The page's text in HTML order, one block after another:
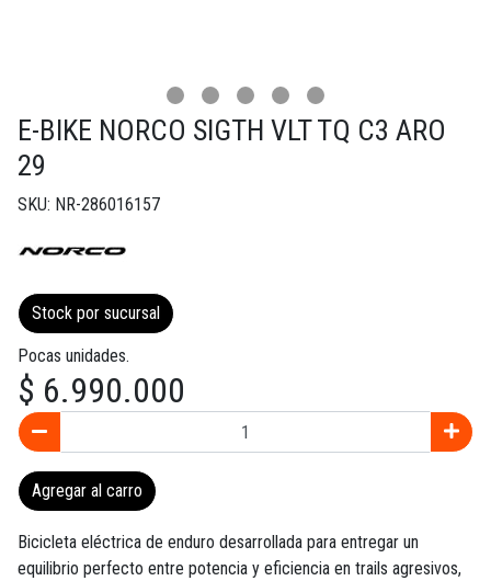
E-BIKE NORCO SIGTH VLT TQ C3 ARO
29
SKU: NR-286016157
Stock por sucursal
Pocas unidades.
$ 6.990.000
Agregar al carro
Bicicleta eléctrica de enduro desarrollada para entregar un
equilibrio perfecto entre potencia y eficiencia en trails agresivos,